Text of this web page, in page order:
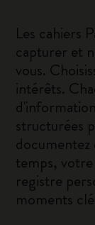
Les cahiers
capturer et
vous.
intérêts.
structurées
documentez
temps,
registre
moments